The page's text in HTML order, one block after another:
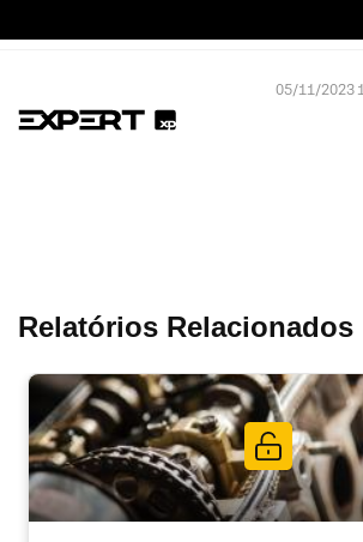
05/11/2023
Relatórios Relacionados